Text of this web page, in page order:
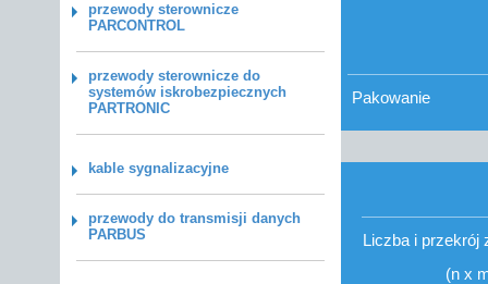
przewody sterownicze
PARCONTROL
przewody sterownicze do
systemów iskrobezpiecznych
PARTRONIC
kable sygnalizacyjne
przewody do transmisji danych
PARBUS
Pakowanie
Liczba i przekrój
(n x